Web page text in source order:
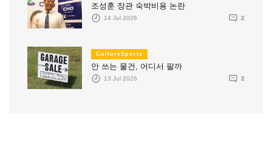
조성훈 장관 숙박비용 논란
14 Jul 2026 2
CultureSports
안 쓰는 물건, 어디서 팔까
13 Jul 2026 2